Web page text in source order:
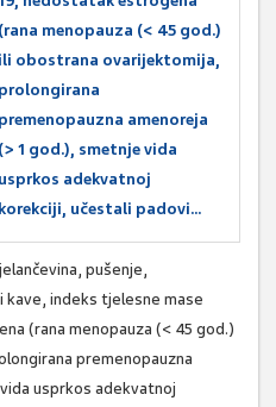
(rana menopauza (< 45 god.)
ili obostrana ovarijektomija,
prolongirana
premenopauzna amenoreja
(> 1 god.), smetnje vida
usprkos adekvatnoj
korekciji, učestali padovi...
pušenje,
kave, indeks tjelesne mase
(rana menopauza (< 45 god.)
premenopauzna
usprkos adekvatnoj